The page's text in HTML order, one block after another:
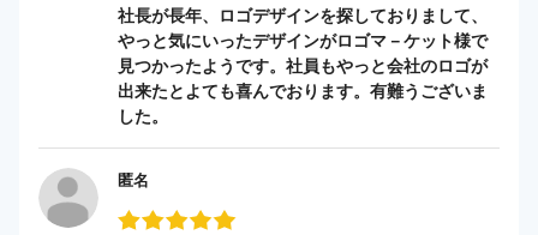
社長が長年、ロゴデザインを探しておりまして、
やっと気にいったデザインがロゴマ－ケット様で
見つかったようです。社員もやっと会社のロゴが
出来たとよても喜んでおります。有難うございま
した。
匿名